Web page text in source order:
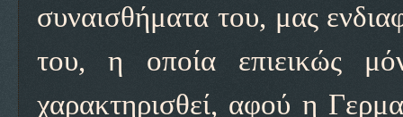
συναισθήματα του, μας
του, η οποία επιεικώς
χαρακτηρισθεί, αφού η